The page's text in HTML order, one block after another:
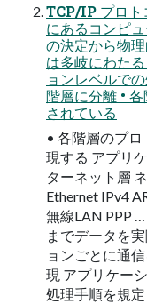
TCP/IP プロト
にあるコンピ
の決定から物
は多岐にわた
ョンレベルで
階層に分離 •
されている
• 各階層のプ
現する アプリ
ターネット層
Ethernet IPv4
無線LAN PPP
までデータを
ョンごとに通
現 アプリケー
処理手順を規定